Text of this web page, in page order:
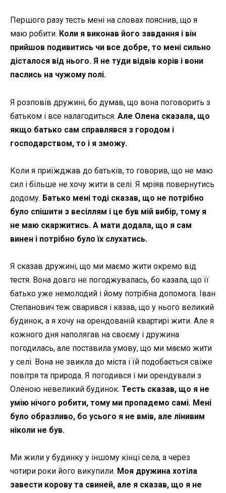
Першого разу тесть мені на словах пояснив, що я
маю робити. Коли я виконав його завдання і він
прийшов подивитись чи все добре, то мені сильно
дісталося від нього. Я не туди відвів корів і вони
паслись на чужому полі.
Я розповів дружині, бо думав, що вона поговорить з
батьком і все налагодиться. Але Олена сказала, що
якщо батько сам справлявся з городом і
господарством, то і я зможу.
Коли я приїжджав до батьків, то говорив, що не маю
сил і більше не хочу жити в селі. Я мріяв повернутись
додому. Батько мені тоді сказав, що не потрібно
було спішити з весіллям і це був мій вибір, тому я
не маю скаржитись. А мати додала, що я сам
винен і потрібно було їх слухатись.
Я сказав дружині, що ми маємо жити окремо від
тестя. Вона довго не погоджувалась, бо казала, що її
батько уже немолодий і йому потрібна допомога. Іван
Степанович теж сварився і казав, що у нього великий
будинок, а я хочу на орендованій квартирі жити. Але я
кожного дня наполягав на своєму і дружина
погодилась, але поставила умову, що ми маємо жити
у селі. Вона не звикла до міста і їй подобається свіже
повітря та природа. Я погодився і ми орендували з
Оленою невеликий будинок. Тесть сказав, що я не
умію нічого робити, тому ми пропадемо самі. Мені
було образливо, бо усього я не вмів, але лінивим
ніколи не був.
Ми жили у будинку у іншому кінці села, а через
чотири роки його викупили. Моя дружина хотіла
завести корову та свиней, але я сказав, що я не